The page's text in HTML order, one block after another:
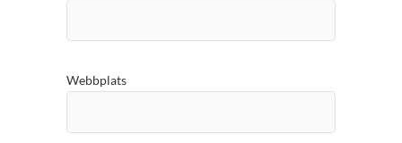
Webbplats